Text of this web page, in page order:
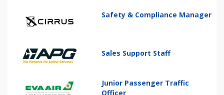
Safety & Compliance Manager
Sales Support Staff
Junior Passenger Traffic
Officer